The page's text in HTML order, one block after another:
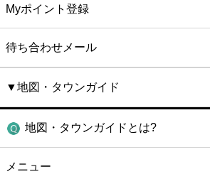
Myポイント登録
待ち合わせメール
▼地図・タウンガイド
地図・タウンガイドとは?
メニュー